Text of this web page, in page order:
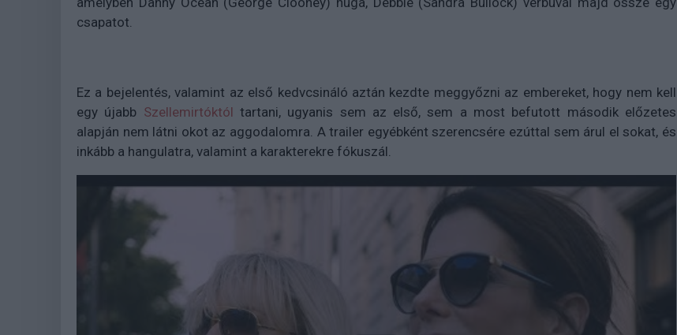
csapatot.
Ez a bejelentés, valamint az első kedvcsináló aztán kezdte meggyőzni az embereket, hogy nem kell
egy újabb Szellemirtóktól tartani,ugyanis sem az első, sem a most befutott második előzetes
alapján nem látni okot az aggodalomra. A trailer egyébként szerencsére ezúttal sem árul el sokat, és
inkább a hangulatra, valamint a karakterekre fókuszál.